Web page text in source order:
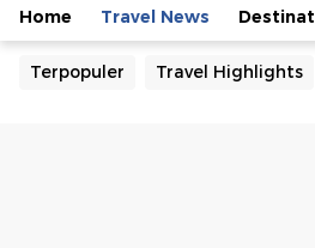
Home Travel News
Terpopuler Travel Highlights